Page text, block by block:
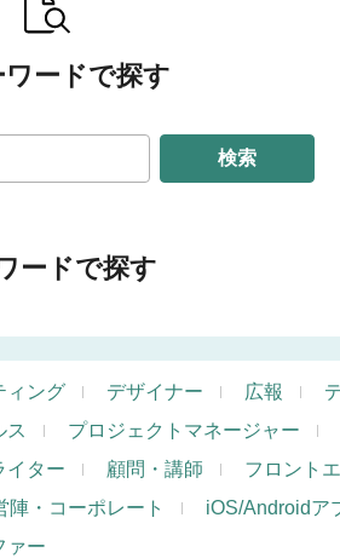
ワードで探す
検索
ードで探す
ィング デザイナー 広報
ス
プロジェクトマネージャー
イター 顧問・講師
フロント
陣・コーポレート
iOS/Androidア
ァー